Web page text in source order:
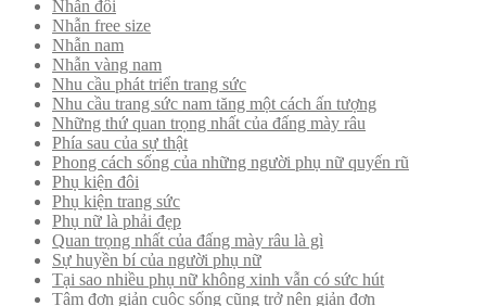
Nhẫn đôi
Nhẫn free size
Nhẫn nam
Nhẫn vàng nam
Nhu cầu phát triển trang sức
Nhu cầu trang sức nam tăng một cách ấn tượng
Những thứ quan trọng nhất của đấng mày râu
Phía sau của sự thật
Phong cách sống của những người phụ nữ quyến rũ
Phụ kiện đôi
Phụ kiện trang sức
Phụ nữ là phải đẹp
Quan trọng nhất của đấng mày râu là gì
Sự huyền bí của người phụ nữ
Tại sao nhiều phụ nữ không xinh vẫn có sức hút
Tâm đơn giản cuộc sống cũng trở nên giản đơn